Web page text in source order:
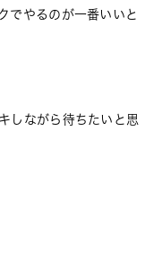
でやるのが一番いいと
しながら待ちたいと思